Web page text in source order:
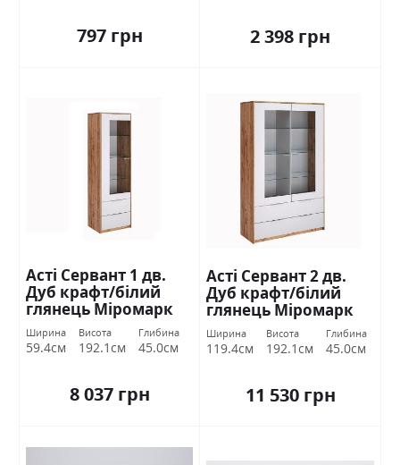
797 грн 2 398 грн
Асті Сервант 1 дв.
Дуб крафт/білий
глянець Міромарк
Ширина
59.4см
Висота
192.1см
Глибина
45.0см
8 037 грн
Асті Сервант 2 дв.
Дуб крафт/білий
глянець Міромарк
Ширина
119.4см
Висота
192.1см
Глибина
45.0см
11 530 грн